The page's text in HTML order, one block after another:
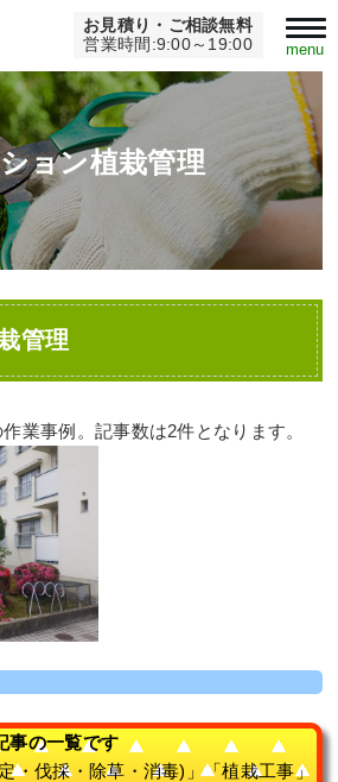
お見積り・ご相談無料
営業時間:9:00～19:00
menu
管理
ョン植栽管理
管理
業事例。記事数は2件となります。
事の一覧です
・伐採・除草・消毒)」「植栽工事」